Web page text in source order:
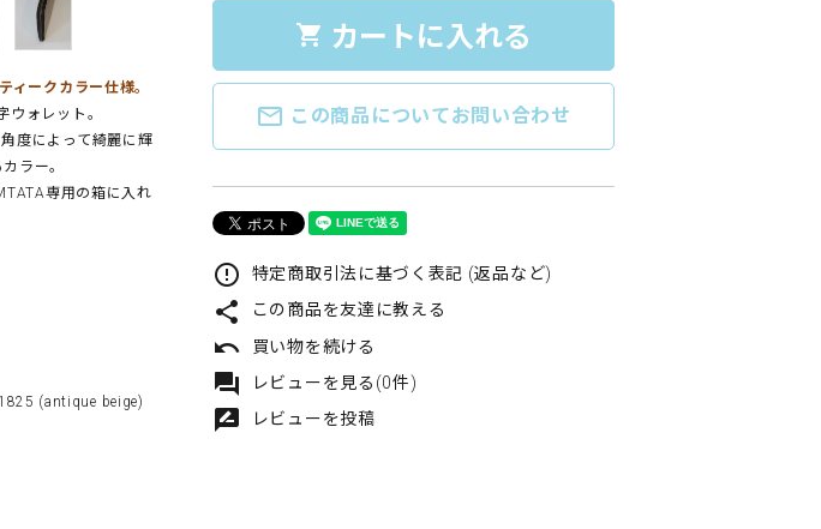
ィークカラー仕様。
ウォレット。
度によって綺麗に輝
ラー。
専用の箱に入れ
(antique beige)
shopping_cart カートに入れる
mail_outline この商品についてお問い合わせ
error_outline 特定商取引法に基づく表記 (返品など)
share この商品を友達に教える
undo 買い物を続ける
forum レビューを見る(0件)
rate_review レビューを投稿